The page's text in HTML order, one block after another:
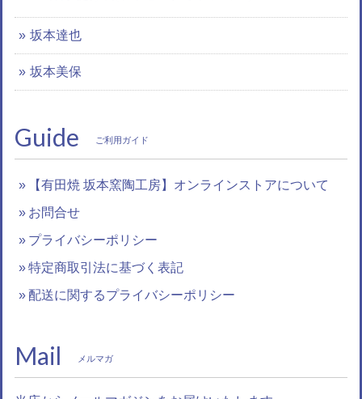
坂本達也
坂本美保
Guide ご利用ガイド
【有田焼 坂本窯陶工房】オンラインストアについて
お問合せ
プライバシーポリシー
特定商取引法に基づく表記
配送に関するプライバシーポリシー
Mail メルマガ